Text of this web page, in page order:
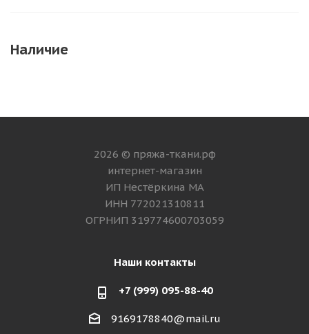
Наличие
2026 © пряжа-ткани.рф
интернет-магазин
ИП Нестёркина МА
ИНН 772021310811
ОГРНИП 319774600703059
Наши контакты
+7 (999) 095-88-40
9169178840@mail.ru